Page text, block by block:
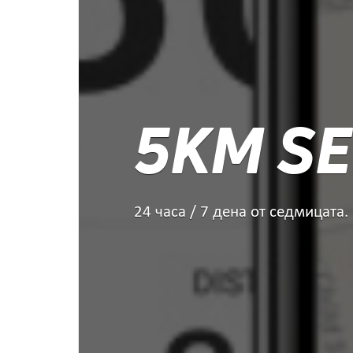
5KM
24 часа / 7 дена от седмицата.